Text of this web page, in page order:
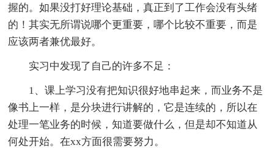
握的。如果没打好理论基础，真正到了工作会没有头绪
的！其实无所谓说哪个更重要，哪个比较不重要，而是
应该两者兼优最好。
实习中发现了自己的许多不足：
1、课上学习没有把知识很好地串起来，而业务不是
像书上一样，是分块进行讲解的，它是连续的，所以在
处理一笔业务的时候，知道要做什么，但是却不知道从
何处开始。在xx方面很需要努力。